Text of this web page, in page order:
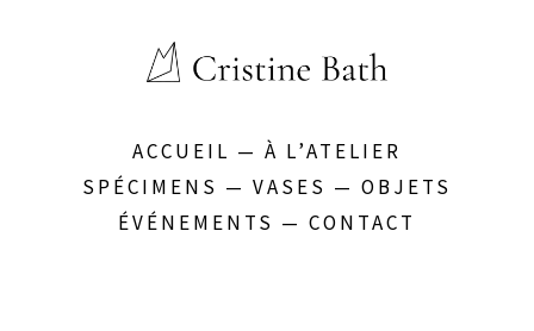
ACCUEIL — À L’ATELIER
SPÉCIMENS — VASES — OBJETS
ÉVÉNEMENTS — CONTACT